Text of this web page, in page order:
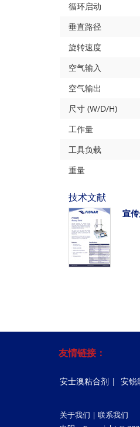
循环启动
垂直路径
旋转速度
空气输入
空气输出
尺寸 (W/D/H)
工作量
工具负载
重量
技术文献
宣
友情链接：
安士澳粘合剂 | 安锐
关于我们 | 联系我们